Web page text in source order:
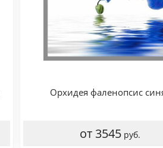
Орхидея фаленопсис
от 3545 руб.